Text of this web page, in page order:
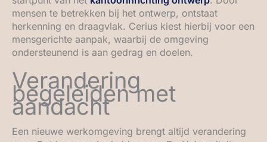
mensen te betrekken bij het ontwerp, ontstaat
herkenning en draagvlak. Cerius kiest hierbij voor een
mensgerichte aanpak, waarbij de omgeving
ondersteunend is aan gedrag en doelen.
Verandering
begeleiden met
aandacht
Een nieuwe werkomgeving brengt altijd verandering